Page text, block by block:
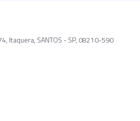
Itaquera, SANTOS - SP, 08210-590